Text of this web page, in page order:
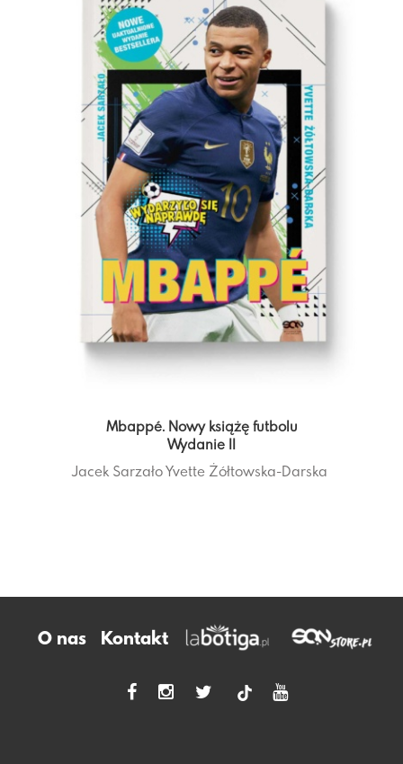
Mbappé. Nowy książę futbolu
Wydanie II
Jacek SarzałoYvette Żółtowska-Darska
O nas Kontakt
tiktok